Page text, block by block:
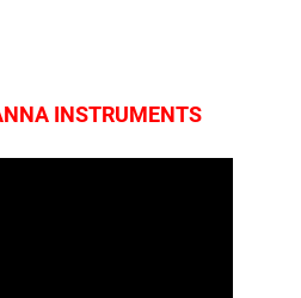
INSTRUMENTS